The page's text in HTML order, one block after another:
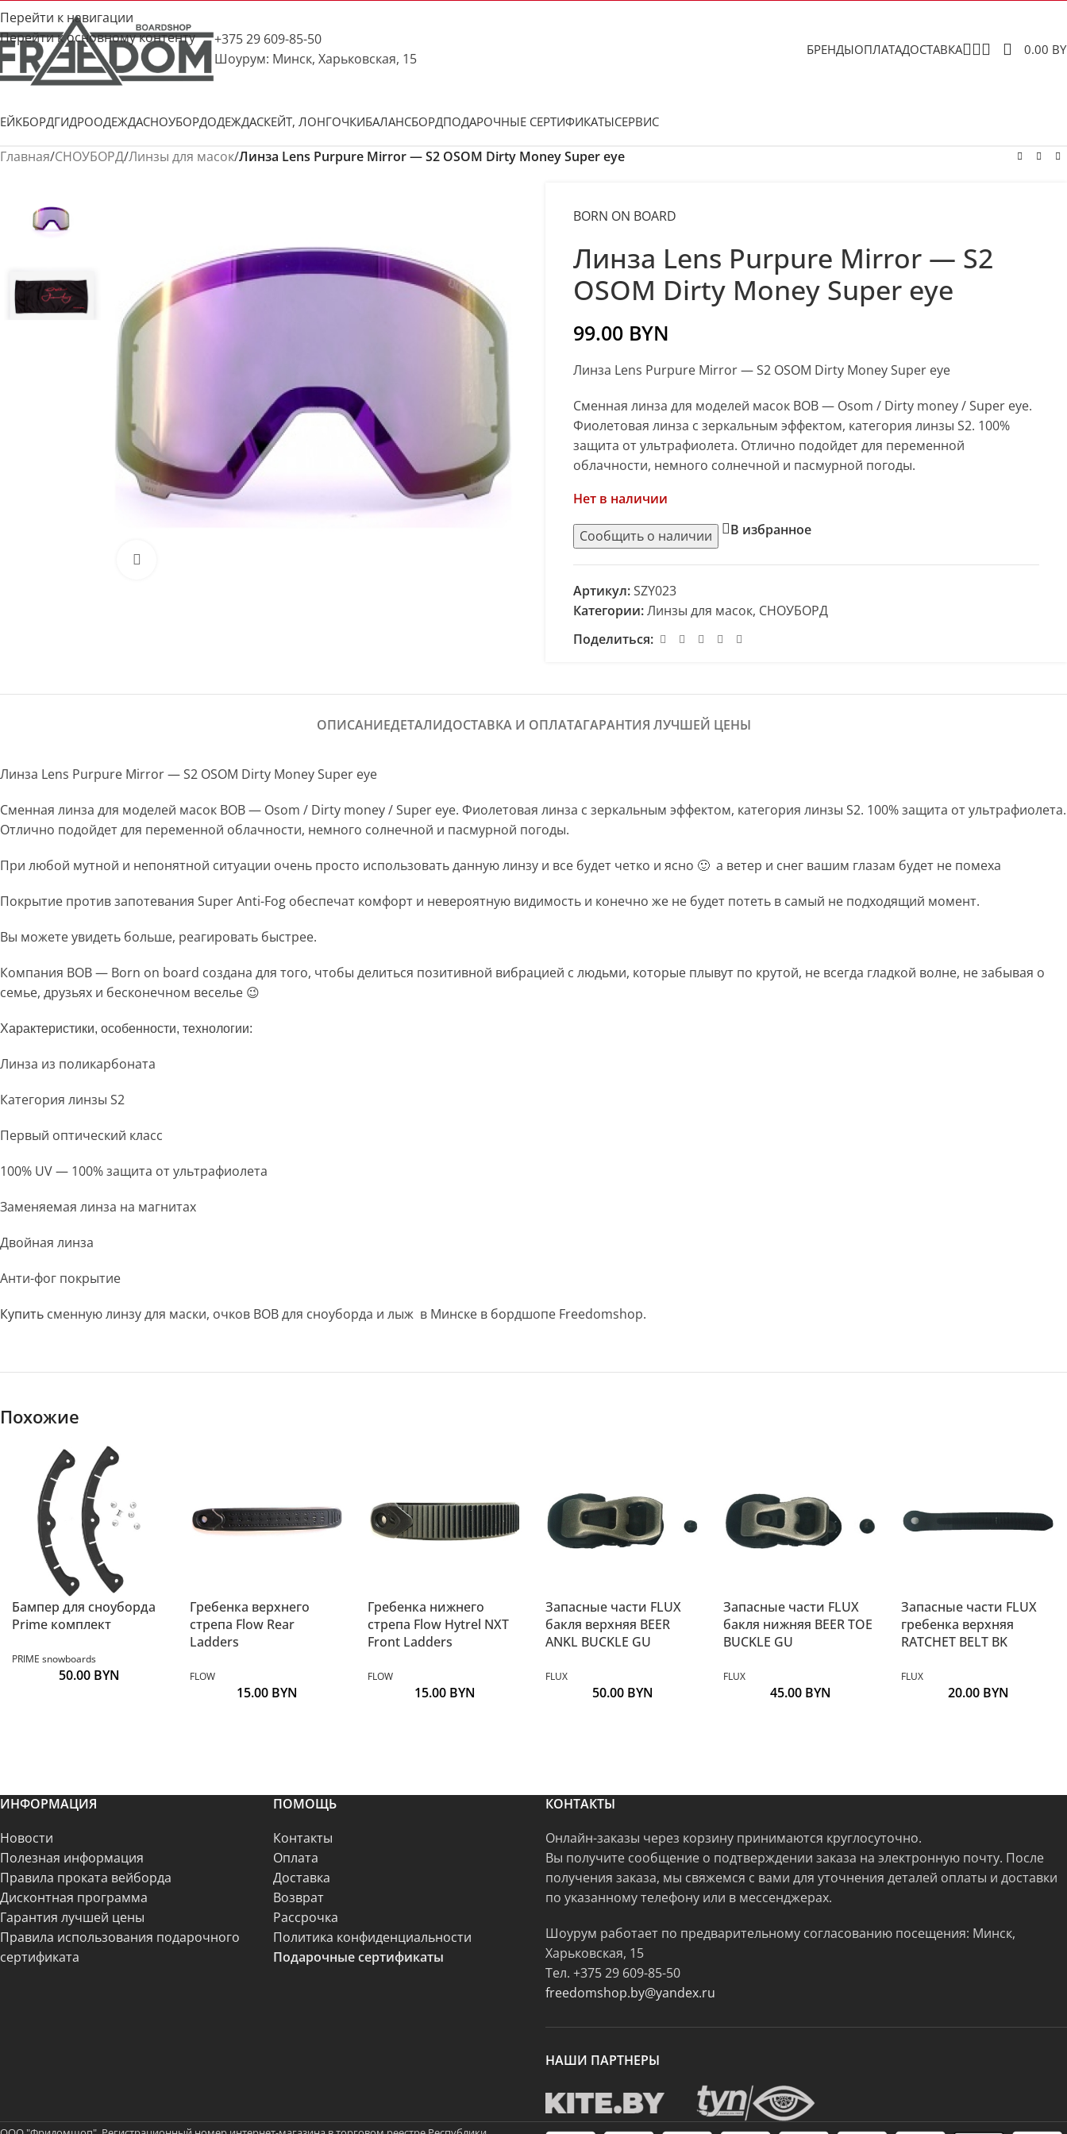
Перейти к навигации
Перейти к основному контенту
+375 29 609-85-50
Шоурум: Минск, Харьковская, 15
БРЕНДЫОПЛАТАДОСТАВКА 0.00
ГИДРООДЕЖДАСНОУБОРДОДЕЖДАСКЕЙТ, ЛОНГОЧКИБАЛАНСБОРДПОДАРОЧНЫЕ СЕРТИФИКАТЫСЕРВИС
Главная/СНОУБОРД/Линзы для масок/Линза Lens Purpure Mirror — S2 OSOM Dirty Money Super eye
BORN ON BOARD
Линза Lens Purpure Mirror — S2
OSOM Dirty Money Super eye
99.00 BYN
Линза Lens Purpure Mirror — S2 OSOM Dirty Money Super eye
Сменная линза для моделей масок BOB — Osom / Dirty money / Super eye.
Фиолетовая линза с зеркальным эффектом, категория линзы S2. 100%
защита от ультрафиолета. Отлично подойдет для переменной
облачности, немного солнечной и пасмурной погоды.
Нет в наличии
В избранное
Артикул:SZY023
Категории:Линзы для масок, СНОУБОРД
Поделиться:
ОПИСАНИЕДЕТАЛИДОСТАВКА И ОПЛАТАГАРАНТИЯ ЛУЧШЕЙ ЦЕНЫ
Линза Lens Purpure Mirror — S2 OSOM Dirty Money Super eye
Сменная линза для моделей масок BOB — Osom / Dirty money / Super eye. Фиолетовая линза с зеркальным эффектом, категория линзы S2. 100% защита от ультрафиолета.
Отлично подойдет для переменной облачности, немного солнечной и пасмурной погоды.
При любой мутной и непонятной ситуации очень просто использовать данную линзу и все будет четко и ясно 🙂 а ветер и снег вашим глазам будет не помеха
Покрытие против запотевания Super Anti-Fog обеспечат комфорт и невероятную видимость и конечно же не будет потеть в самый не подходящий момент.
Вы можете увидеть больше, реагировать быстрее.
Компания BOB — Born on board создана для того, чтобы делиться позитивной вибрацией с людьми, которые плывут по крутой, не всегда гладкой волне, не забывая о
семье, друзьях и бесконечном веселье 😉
Характеристики, особенности, технологии:
Линза из поликарбоната
Категория линзы S2
Первый оптический класс
100% UV — 100% защита от ультрафиолета
Заменяемая линза на магнитах
Двойная линза
Анти-фог покрытие
Купить сменную линзу для маски, очков BOB для сноуборда и лыж в Минске в бордшопе Freedomshop.
Похожие
Бампер для сноуборда
Prime комплект
PRIME snowboards
50.00 BYN
Гребенка верхнего
стрепа Flow Rear
Ladders
FLOW
15.00 BYN
Гребенка нижнего
стрепа Flow Hytrel NXT
Front Ladders
FLOW
15.00 BYN
Запасные части FLUX
бакля верхняя BEER
ANKL BUCKLE GU
FLUX
50.00 BYN
Запасные части FLUX
бакля нижняя BEER TOE
BUCKLE GU
FLUX
45.00 BYN
Запасные части FLUX
гребенка верхняя
RATCHET BELT BK
FLUX
20.00 BYN
ИНФОРМАЦИЯ
Новости
Полезная информация
Правила проката вейборда
Дисконтная программа
Гарантия лучшей цены
Правила использования подарочного
сертификата
ПОМОЩЬ
Контакты
Оплата
Доставка
Возврат
Рассрочка
Политика конфиденциальности
Подарочные сертификаты
КОНТАКТЫ
Онлайн-заказы через корзину принимаются круглосуточно.
Вы получите сообщение о подтверждении заказа на электронную почту. После
получения заказа, мы свяжемся с вами для уточнения деталей оплаты и доставки
по указанному телефону или в мессенджерах.
Шоурум работает по предварительному согласованию посещения: Минск,
Харьковская, 15
Тел. +375 29 609-85-50
freedomshop.by@yandex.ru
НАШИ ПАРТНЕРЫ